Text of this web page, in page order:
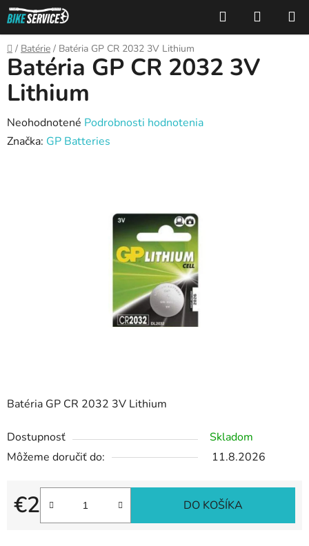
Prejsť
na
obsah
Hľadať
KOŠÍK
Domov
/ Batérie / Batéria GP CR 2032 3V Lithium
Batéria GP CR 2032 3V Lithium
Dostupnosť
Skladom
Môžeme doručiť do:
11.8.2026
€2
Jednotková cena:
DO KOŠÍKA
Batéria GP CR 2032 3V
Lithium
Priemerné
hodnotenie
Neohodnotené Podrobnosti hodnotenia
Značka: GP Batteries